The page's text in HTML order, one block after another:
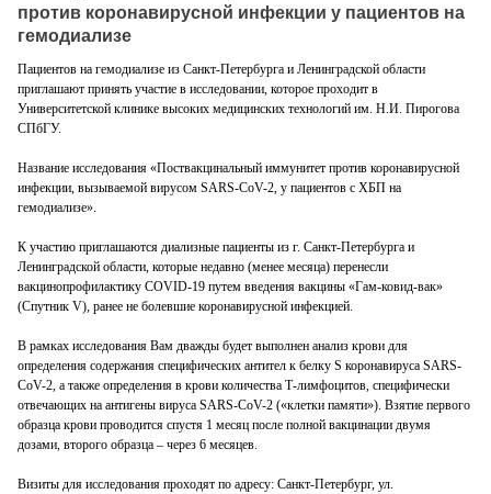
против коронавирусной инфекции у пациентов на
гемодиализе
Пациентов на гемодиализе из Санкт-Петербурга и Ленинградской области
приглашают принять участие в исследовании, которое проходит в
Университетской клинике высоких медицинских технологий им. Н.И. Пирогова
СПбГУ.
Название исследования «Поствакцинальный иммунитет против коронавирусной
инфекции, вызываемой вирусом SARS-CoV-2, у пациентов с ХБП на
гемодиализе».
К участию приглашаются диализные пациенты из г. Санкт-Петербурга и
Ленинградской области, которые недавно (менее месяца) перенесли
вакцинопрофилактику COVID-19 путем введения вакцины «Гам-ковид-вак»
(Спутник V), ранее не болевшие коронавирусной инфекцией.
В рамках исследования Вам дважды будет выполнен анализ крови для
определения содержания специфических антител к белку S коронавируса SARS-
CoV-2, а также определения в крови количества Т-лимфоцитов, специфически
отвечающих на антигены вируса SARS-CoV-2 («клетки памяти»). Взятие первого
образца крови проводится спустя 1 месяц после полной вакцинации двумя
дозами, второго образца – через 6 месяцев.
Визиты для исследования проходят по адресу: Санкт-Петербург, ул.